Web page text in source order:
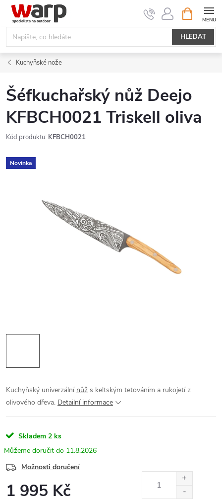
Přejít
obsah
HLEDAT
NÁKUPNÍ
KOŠÍK
Kuchyňské nože
Šéfkuchařský nůž Deejo
KFBCH0021 Triskell oliva
Kód produktu: KFBCH0021
Novinka
Kuchyňský univerzální nůž s keltským tetováním a rukojetí z
olivového dřeva. Detailní informace
Skladem 2 ks
11.8.2026
Možnosti doručení
1 995 Kč